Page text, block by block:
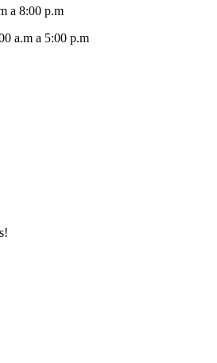
a 8:00 p.m
a.m a 5:00 p.m